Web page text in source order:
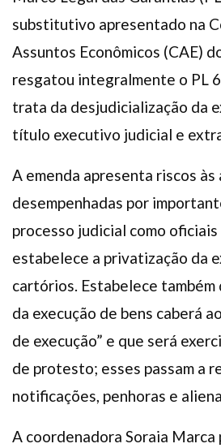
substitutivo apresentado na
Assuntos Econômicos (CAE)
resgatou integralmente o PL
trata da desjudicialização da
título executivo judicial e
A emenda apresenta riscos
desempenhadas por
processo judicial como
estabelece a privatização da
cartórios. Estabelece
da execução de bens caberá
de execução” e que será
de protesto; esses passam a
notificações, penhoras e
A coordenadora Soraia Marca